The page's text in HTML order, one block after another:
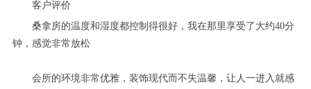
客户评价
桑拿房的温度和湿度都控制得很好，我在那里享受了大约40分
钟，感觉非常放松
会所的环境非常优雅，装饰现代而不失温馨，让人一进入就感